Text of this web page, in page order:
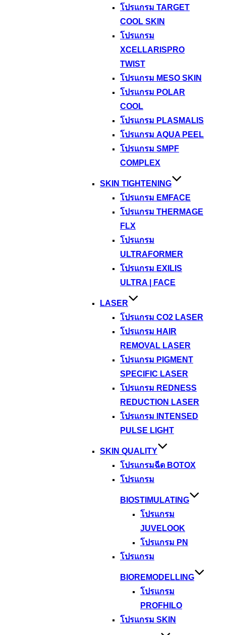
โปรแกรม TARGET
COOL SKIN
โปรแกรม
XCELLARISPRO
TWIST
โปรแกรม MESO SKIN
โปรแกรม POLAR
COOL
โปรแกรม PLASMALIS
โปรแกรม AQUA PEEL
โปรแกรม SMPF
COMPLEX
SKIN TIGHTENING
โปรแกรม EMFACE
โปรแกรม THERMAGE
FLX
โปรแกรม
ULTRAFORMER
โปรแกรม EXILIS
ULTRA | FACE
LASER
โปรแกรม CO2 LASER
โปรแกรม HAIR
REMOVAL LASER
โปรแกรม PIGMENT
SPECIFIC LASER
โปรแกรม REDNESS
REDUCTION LASER
โปรแกรม INTENSED
PULSE LIGHT
SKIN QUALITY
โปรแกรมฉีด BOTOX
โปรแกรม
BIOSTIMULATING
โปรแกรม
JUVELOOK
โปรแกรม PN
โปรแกรม
BIOREMODELLING
โปรแกรม
PROFHILO
โปรแกรม SKIN